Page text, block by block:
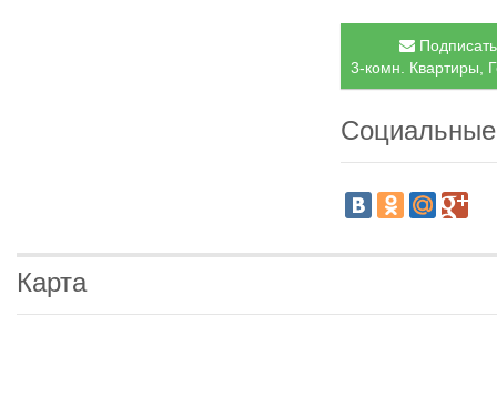
3-комн. Квартиры,
Карта